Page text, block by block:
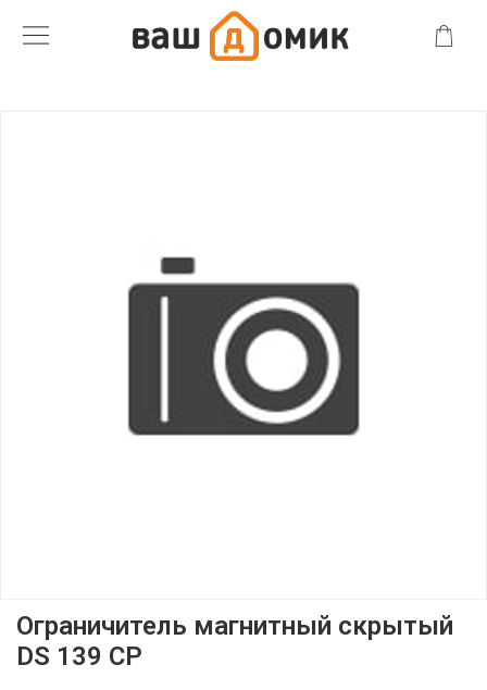
Ограничитель магнитный скрытый
DS 139 CP